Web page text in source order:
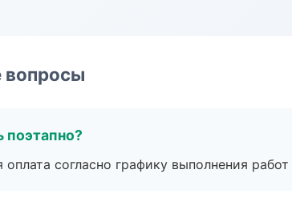
вопросы
поэтапно?
согласно графику выполнения